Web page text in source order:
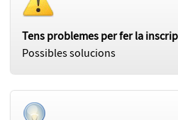
Tens problemes per fer la
Possibles solucions